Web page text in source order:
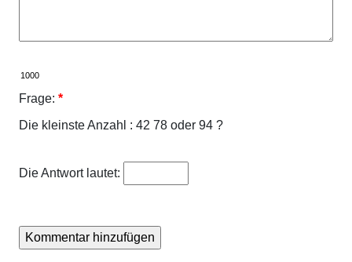
Frage: *
Die kleinste Anzahl : 42 78 oder 94 ?
Die Antwort lautet: